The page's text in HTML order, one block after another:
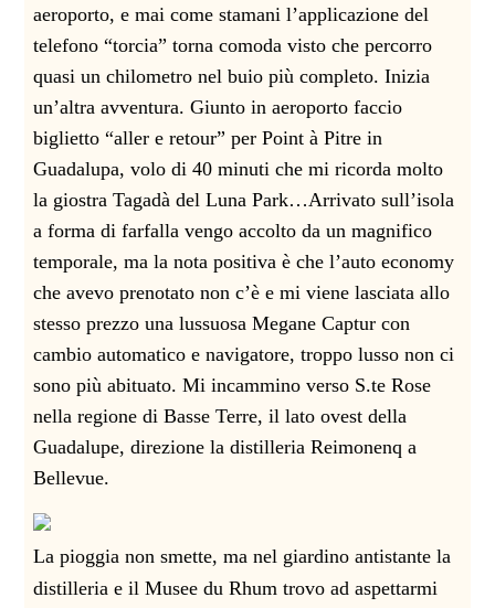
aeroporto, e mai come stamani l’applicazione del
telefono “torcia” torna comoda visto che percorro
quasi un chilometro nel buio più completo. Inizia
un’altra avventura. Giuntoin aeroporto faccio
biglietto “aller e retour” per Point à Pitre in
Guadalupa, volo di 40 minuti che mi ricorda molto
la giostra Tagadà del Luna Park…Arrivato sull’isola
a forma di farfalla vengo accolto da un magnifico
temporale, ma la nota positiva è che l’auto economy
che avevo prenotato non c’è e mi viene lasciata allo
stesso prezzo una lussuosa Megane Captur con
cambio automatico e navigatore, troppo lusso non ci
sono più abituato.Mi incammino verso S.te Rose
nella regione di Basse Terre, il lato ovest della
Guadalupe, direzione la distilleria Reimonenq a
Bellevue.
La pioggia non smette, ma nel giardino antistante la
distilleria e il Musee du Rhum trovo ad aspettarmi